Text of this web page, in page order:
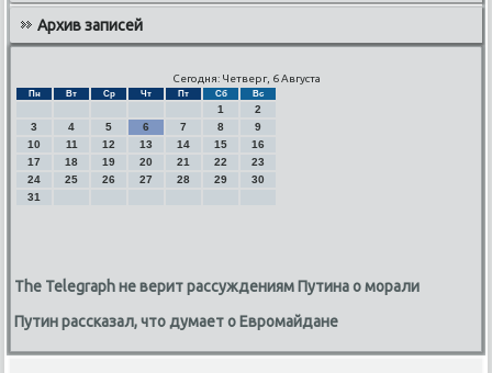
Архив записей
Сегодня: Четверг, 6 Августа
Пн Вт Ср Чт Пт Сб Вс
1
2
3
4 5 6 7 8
9
10
11 12 13 14 15
16
17
18 19 20 21 22
23
24
25 26 27 28 29
30
31
The Telegraph не верит рассуждениям Путина о морали
Путин рассказал, что думает о Евромайдане